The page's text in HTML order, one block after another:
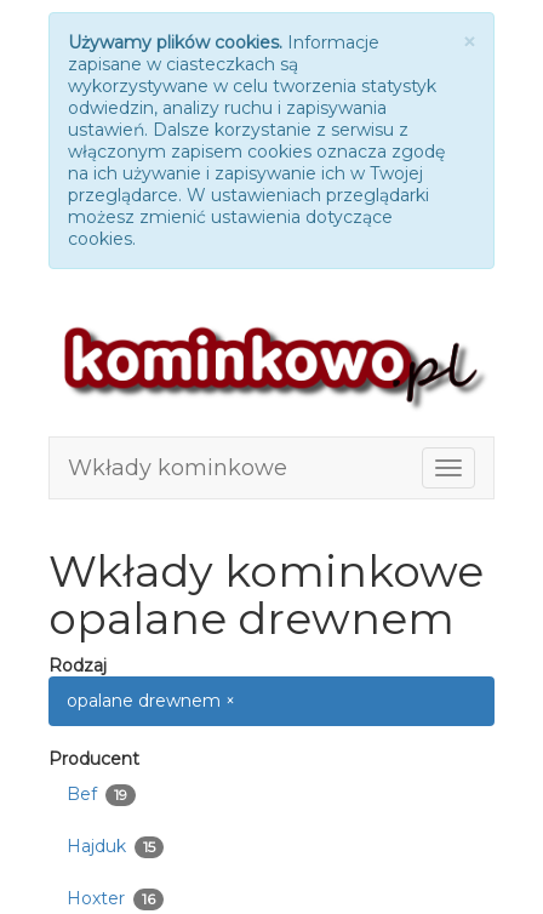
×
Używamy plików cookies. Informacje
zapisane w ciasteczkach są
wykorzystywane w celu tworzenia statystyk
odwiedzin, analizy ruchu i zapisywania
ustawień. Dalsze korzystanie z serwisu z
włączonym zapisem cookies oznacza zgodę
na ich używanie i zapisywanie ich w Twojej
przeglądarce. W ustawieniach przeglądarki
możesz zmienić ustawienia dotyczące
cookies.
Toggle
navigation
Wkłady kominkowe
Wkłady kominkowe
opalane drewnem
Rodzaj
opalane drewnem ×
Producent
Bef
19
Hajduk 15
Hoxter 16